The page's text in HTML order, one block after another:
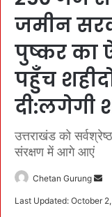
जमीन
पुष्कर का
पहुँच
दी:लगेगी
उत्तराखंड को
संरक्षण में आगे आएं
Chetan Gurung
Last Updated: October